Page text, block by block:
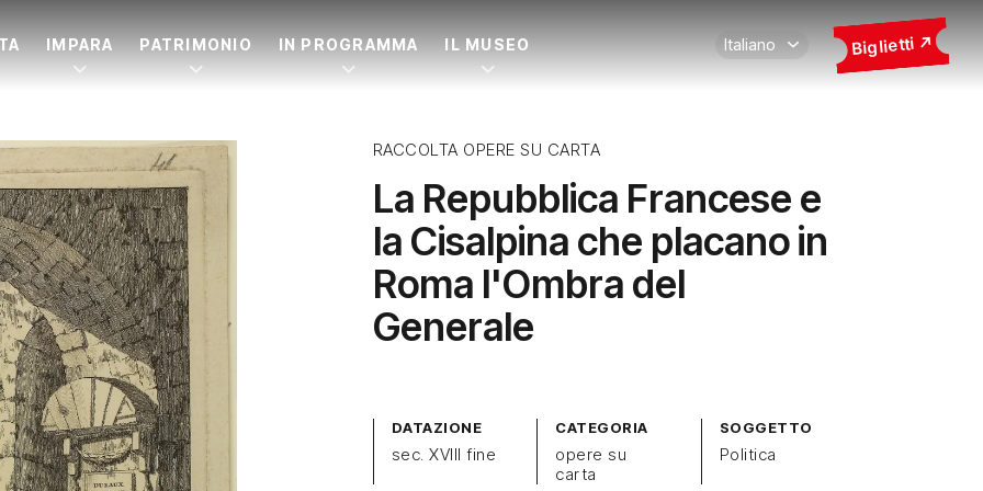
IMPARA PATRIMONIO IN PROGRAMMA IL MUSEO Biglietti
RACCOLTA OPERE SU CARTA
La Repubblica Francese e
la Cisalpina che placano in
Roma l'Ombra del
Generale
DATAZIONE
sec. XVIII fine
CATEGORIA
opere su
carta
SOGGETTO
Politica